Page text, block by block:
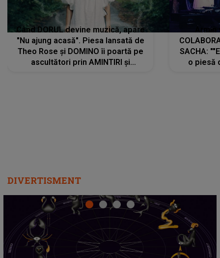
Când DORUL devine muzică, apare
"Nu ajung acasă". Piesa lansată de
Theo Rose și DOMINO îi poartă pe
ascultători prin AMINTIRI și
SACHA:
o piesă
DIVERTISMENT